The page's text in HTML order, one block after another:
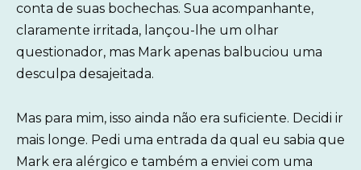
conta de suas bochechas. Sua acompanhante,
claramente irritada, lançou-lhe um olhar
questionador, mas Mark apenas balbuciou uma
desculpa desajeitada.
Mas para mim, isso ainda não era suficiente. Decidi ir
mais longe. Pedi uma entrada da qual eu sabia que
Mark era alérgico e também a enviei com uma